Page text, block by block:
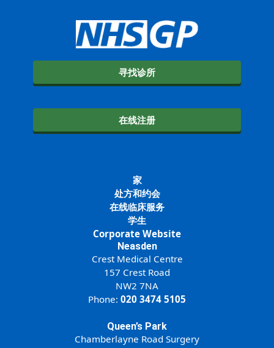
寻找诊所
在线注册
家
处方和约会
在线临床服务
学生
Corporate Website
Neasden
Crest Medical Centre
157 Crest Road
NW2 7NA
Phone: 020 3474 5105
Queen’s Park
Chamberlayne Road Surgery